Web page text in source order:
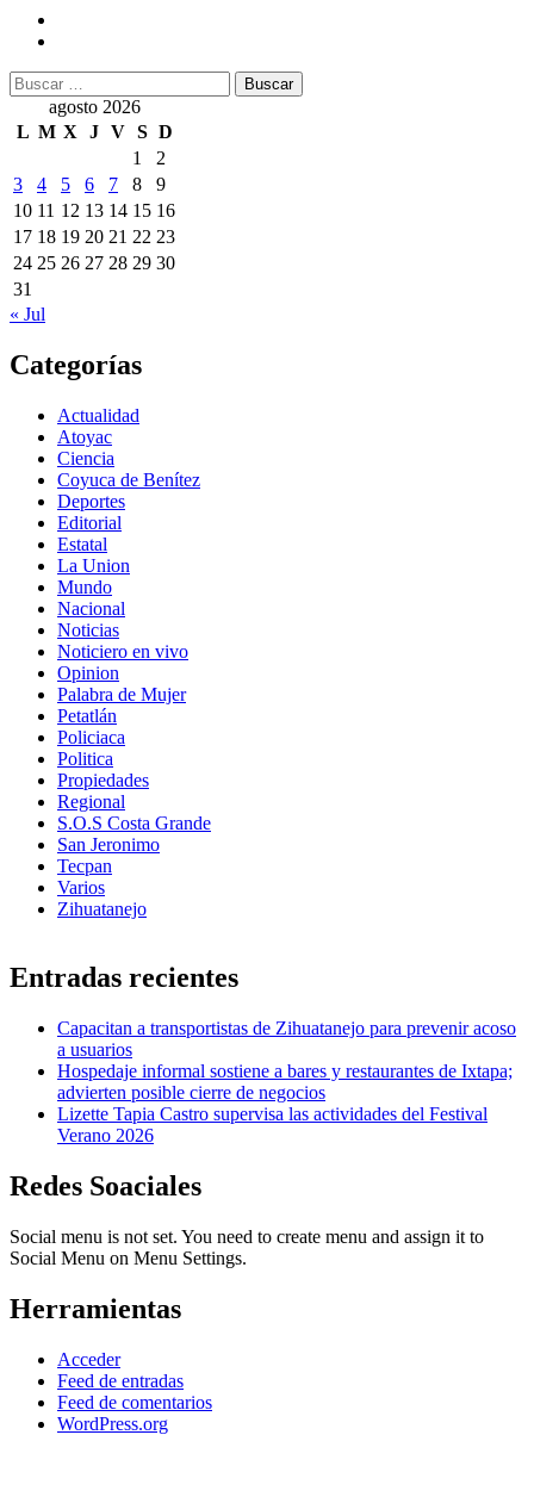
Buscar:
agosto 2026
L M X J V S D
1
2
3
4 5 6 7 8
9
10 11 12 13 14 15 16
17 18 19 20 21 22 23
24 25 26 27 28 29 30
31
« Jul
Categorías
Actualidad
Atoyac
Ciencia
Coyuca de Benítez
Deportes
Editorial
Estatal
La Union
Mundo
Nacional
Noticias
Noticiero en vivo
Opinion
Palabra de Mujer
Petatlán
Policiaca
Politica
Propiedades
Regional
S.O.S Costa Grande
San Jeronimo
Tecpan
Varios
Zihuatanejo
Entradas recientes
Capacitan a transportistas de Zihuatanejo para prevenir acoso
a usuarios
Hospedaje informal sostiene a bares y restaurantes de Ixtapa;
advierten posible cierre de negocios
Lizette Tapia Castro supervisa las actividades del Festival
Verano 2026
Redes Soaciales
Social menu is not set. You need to create menu and assign it to
Social Menu on Menu Settings.
Herramientas
Acceder
Feed de entradas
Feed de comentarios
WordPress.org